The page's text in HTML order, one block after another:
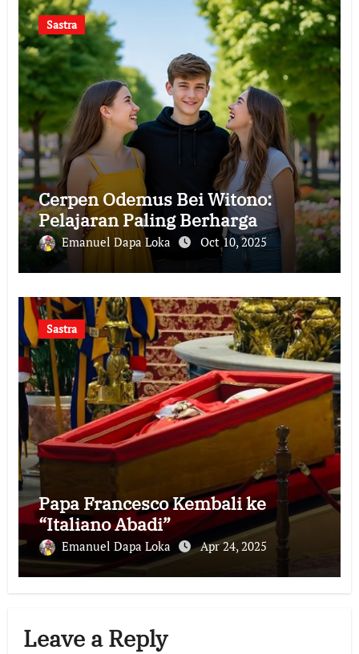
Sastra
Cerpen Odemus Bei Witono:
Pelajaran Paling Berharga
Emanuel Dapa Loka Oct 10, 2025
Sastra
Papa Francesco Kembali ke
“Italiano Abadi”
Emanuel Dapa Loka Apr 24, 2025
Leave a Reply